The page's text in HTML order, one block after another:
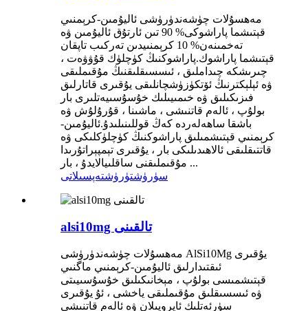
مەھسۇلات چۈشەندۈرۈشى ئاليۇمىن-كرېمنىي
قېتىشما پاراشوكى% 90 تىن ئارتۇق ئاليۇمىن ۋە
تەخمىنەن% 10 كرېمنىيدىن تەركىب تاپقان
قېتىشما پاراشوك.پاراشوكنىڭ كۈچلۈك قۇۋۋەت ،
چىرىشكە چىداملىق ، ئىسسىقلىقنىڭ مۇقىملىقى
ۋە ئېلېكترنىڭ ئۆتكۈزۈشچانلىقى يۇقىرى قاتارلىق
فىزىكىلىق ۋە خىمىيىلىك خۇسۇسىيەتلىرى بار
بولۇپ ، ئالەم قاتنىشى ، ماشىنا ، قۇرۇلۇش ۋە
باشقا ساھەلەردە كەڭ قوللىنىلىدۇ.ئاليۇمىن-
كرېمنىي قېتىشمىلىق پاراشوكنىڭ كۈچلۈكلىكى ۋە
قاتتىقلىقى ئالاھىدىلىكى بار ، يۇقىرى تېمپېراتۇرىدا
مۇقىملىقنى ساقلىيالايدۇ ، بار ...
سۈرۈشتۈرۈشتەپسىلاتى
alsi10mg تالقىنى
مەھسۇلات چۈشەندۈرۈشى AlSi10Mg يۇقىرى
ئىقتىدارلىق ئاليۇمىن-كرېمنىي ماگنىي
قېتىشمىسى بولۇپ ، مېخانىكىلىق خۇسۇسىيىتى
ۋە ئىسسىقلىق مۇقىملىقى ياخشى ، ئۇ يۇقىرى
سۈرئەتلىك ئايروپىلان ۋە ئالەم قاتنىشى